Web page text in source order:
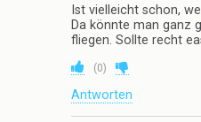
Ist vielleicht schon,
Da könnte man ganz
fliegen. Sollte recht
(0)
Antworten